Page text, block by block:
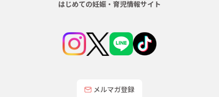
はじめての妊娠・育児情報サイト
メルマガ登録